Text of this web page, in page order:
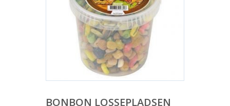
BONBON LOSSEPLADSEN